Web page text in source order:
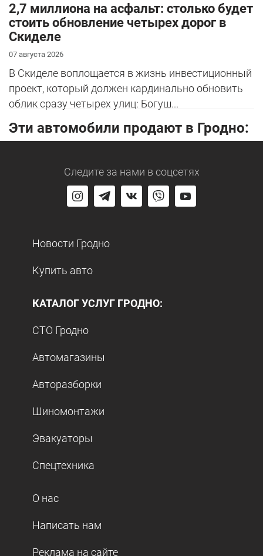
2,7 миллиона на асфальт: столько будет
стоить обновление четырех дорог в
Скиделе
07 августа 2026
В Скиделе воплощается в жизнь инвестиционный
проект, который должен кардинально обновить
облик сразу четырех улиц: Богуш...
Эти автомобили продают в Гродно:
Следите за нами в соцсетях
Новости Гродно
Купить авто
КАТАЛОГ УСЛУГ ГРОДНО:
СТО Гродно
Автомагазины
Авторазборки
Шиномонтажи
Эвакуаторы
Спецтехника
О нас
Написать нам
Реклама на сайте